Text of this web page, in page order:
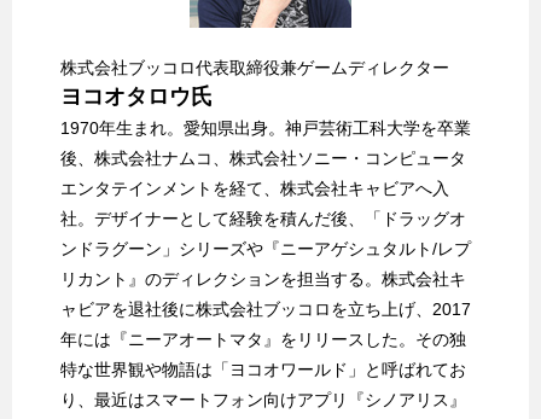
株式会社ブッコロ代表取締役兼ゲームディレクター
ヨコオタロウ氏
1970年生まれ。愛知県出身。神戸芸術工科大学を卒業
後、株式会社ナムコ、株式会社ソニー・コンピュータ
エンタテインメントを経て、株式会社キャビアへ入
社。デザイナーとして経験を積んだ後、「ドラッグオ
ンドラグーン」シリーズや『ニーアゲシュタルト/レプ
リカント』のディレクションを担当する。株式会社キ
ャビアを退社後に株式会社ブッコロを立ち上げ、2017
年には『ニーアオートマタ』をリリースした。その独
特な世界観や物語は「ヨコオワールド」と呼ばれてお
り、最近はスマートフォン向けアプリ『シノアリス』